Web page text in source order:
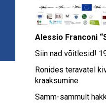
Alessio Franconi
Siin nad võitlesid!
Ronides teravatel
kraaksumine.
Samm-sammult